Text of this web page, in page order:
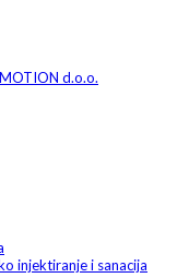
d.o.o.
injektiranje i sanacija